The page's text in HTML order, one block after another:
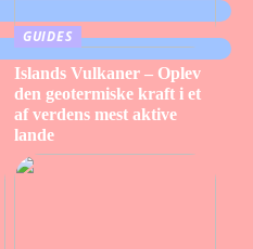
GUIDES
Islands Vulkaner – Oplev
den geotermiske kraft i et
af verdens mest aktive
lande